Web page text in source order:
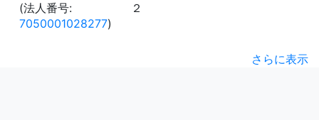
(法人番号:
7050001028277)
２
さらに表示